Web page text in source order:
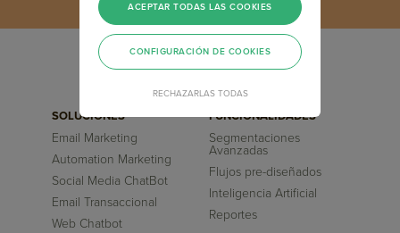
SOLUCIONES
Email Marketing
Automation Marketing
Social Media ChatBot
Email Transaccional
Web Chatbot
FUNCIONALIDADES
Segmentaciones
Avanzadas
Flujos pre-diseñados
Inteligencia Artificial
Reportes
RECHAZARLAS TODAS
ACEPTAR TODAS LAS COOKIES
CONFIGURACIÓN DE COOKIES